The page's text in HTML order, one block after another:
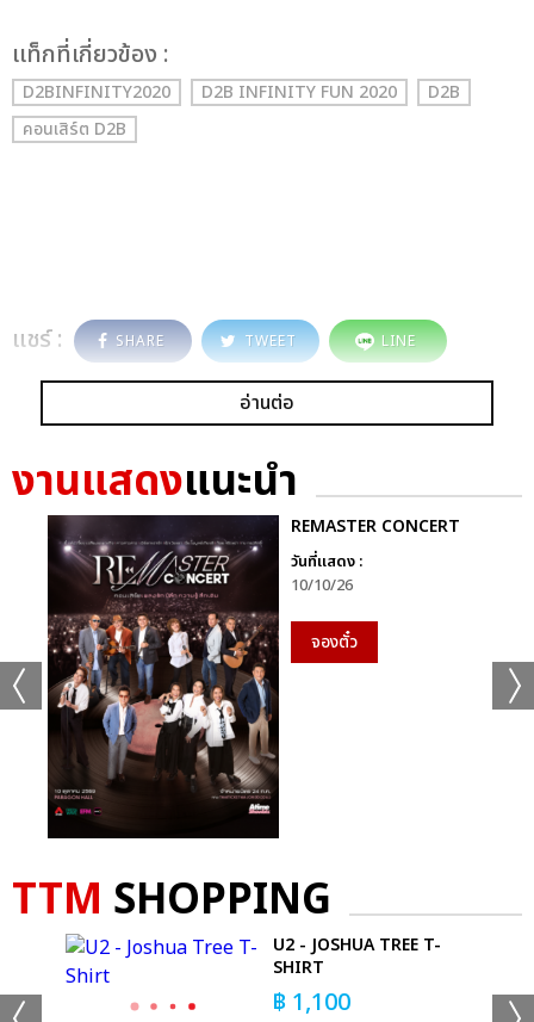
เเท็กที่เกี่ยวข้อง :
D2BINFINITY2020 D2B INFINITY FUN 2020
D2B
คอนเสิร์ต D2B
แชร์ : SHARE TWEET LINE
อ่านต่อ
งานแสดงแนะนำ
REMASTER CONCERT
วันที่แสดง :
10/10/26
จองตั๋ว
TTM SHOPPING
U2 - JOSHUA TREE T-
SHIRT
฿ 1,100